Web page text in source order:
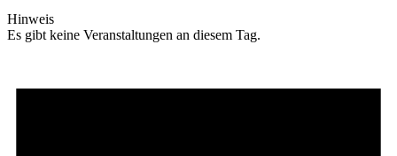
Hinweis
Es gibt keine Veranstaltungen an diesem Tag.